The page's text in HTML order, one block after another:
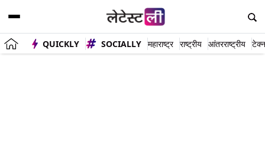
QUICKLY SOCIALLY महाराष्ट्र राष्ट्रीय आंतरराष्ट्रीय